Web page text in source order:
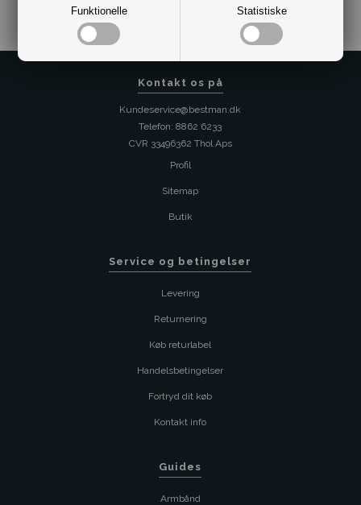
Funktionelle Statistiske
Kontakt os på
Kundeservice@bestman.dk
Telefon: 8862 6233
CVR 33496362 Thol Aps
Profil
Sitemap
Butik
Service og betingelser
Levering
Returnering
Køb returlabel
Handelsbetingelser
Fortryd dit køb
Kontakt info
Guides
Armbånd